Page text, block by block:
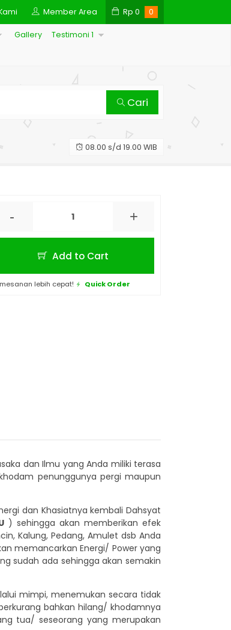
Member Area Rp 0 0
Gallery
Testimoni 1
Cari
08.00 s/d 19.00 WIB
- +
Add to Cart
lebih cepat! Quick Order
dan Ilmu yang Anda miliki terasa
penunggunya pergi maupun
dan Khasiatnya kembali Dahsyat
) sehingga akan memberikan efek
Kalung, Pedang, Amulet dsb Anda
memancarkan Energi/ Power yang
sudah ada sehingga akan semakin
mimpi, menemukan secara tidak
bahkan hilang/ khodamnya
tua/ seseorang yang merupakan